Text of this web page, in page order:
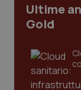
Ultime
Gold